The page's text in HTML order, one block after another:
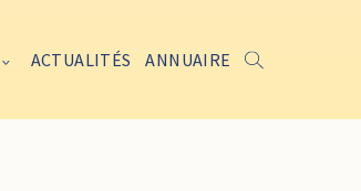
ACTUALITÉS ANNUAIRE